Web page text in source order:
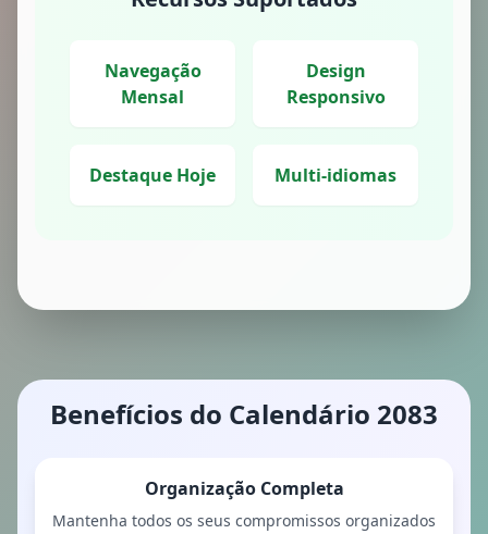
Navegação
Mensal
Design
Responsivo
Destaque Hoje Multi-idiomas
Benefícios do Calendário 2083
Organização Completa
Mantenha todos os seus compromissos organizados